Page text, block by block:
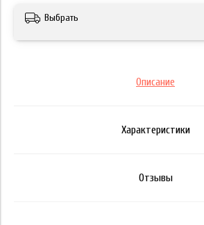
Выбрать
Описание
Характеристики
Отзывы